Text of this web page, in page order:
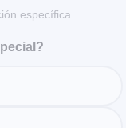
específica.